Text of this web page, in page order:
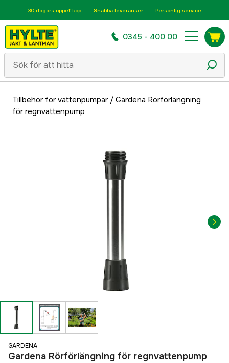
30 dagars öppet köp Snabba leveranser Personlig service
0345 - 400 00
Tillbehör för vattenpumpar/ Gardena Rörförlängning
för regnvattenpump
GARDENA
Gardena Rörförlängning för regnvattenpump